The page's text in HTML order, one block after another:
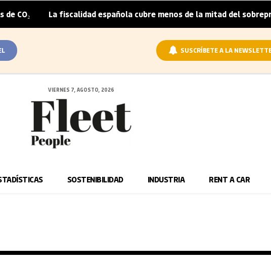
| La fiscalidad española cubre menos de la mitad del
SUSCRÍBETE A LA
VIERNES 7, AGOSTO, 2026
SOSTENIBILIDAD INDUSTRIA RENT A CAR